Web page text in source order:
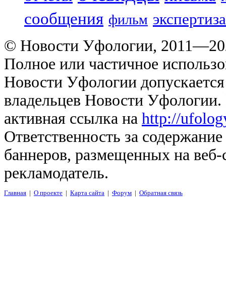
сообщения фильм экспертиза
© Новости Уфологии,
Полное или частичное
Новости Уфологии
владельцев Новости
активная ссылка на http://
Ответственность за
баннеров, размещенных на
рекламодатель.
Главная | О проекте | Карта сайта | Форум | Обратная связь